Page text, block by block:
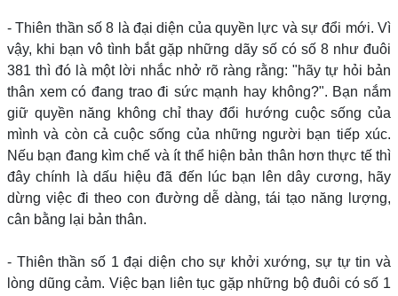
- Thiên thần số 8 là đại diện của quyền lực và sự đổi mới. Vì
vậy, khi bạn vô tình bắt gặp những dãy số có số 8 như đuôi
381 thì đó là một lời nhắc nhở rõ ràng rằng: "hãy tự hỏi bản
thân xem có đang trao đi sức mạnh hay không?". Bạn nắm
giữ quyền năng không chỉ thay đổi hướng cuộc sống của
mình và còn cả cuộc sống của những người bạn tiếp xúc.
Nếu bạn đang kìm chế và ít thể hiện bản thân hơn thực tế thì
đây chính là dấu hiệu đã đến lúc bạn lên dây cương, hãy
dừng việc đi theo con đường dễ dàng, tái tạo năng lượng,
cân bằng lại bản thân.
- Thiên thần số 1 đại diện cho sự khởi xướng, sự tự tin và
lòng dũng cảm. Việc bạn liên tục gặp những bộ đuôi có số 1